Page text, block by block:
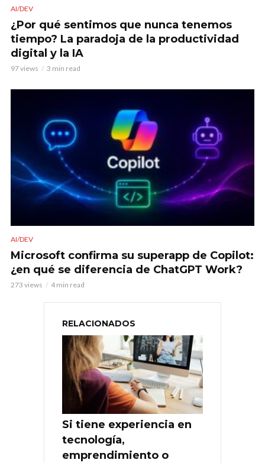
AI/DEV
¿Por qué sentimos que nunca tenemos
tiempo? La paradoja de la productividad
digital y la IA
97 views 3 min read
AI/DEV
Microsoft confirma su superapp de Copilot:
¿en qué se diferencia de ChatGPT Work?
273 views 4 min read
RELACIONADOS
Si tiene experiencia en
tecnología,
emprendimiento o